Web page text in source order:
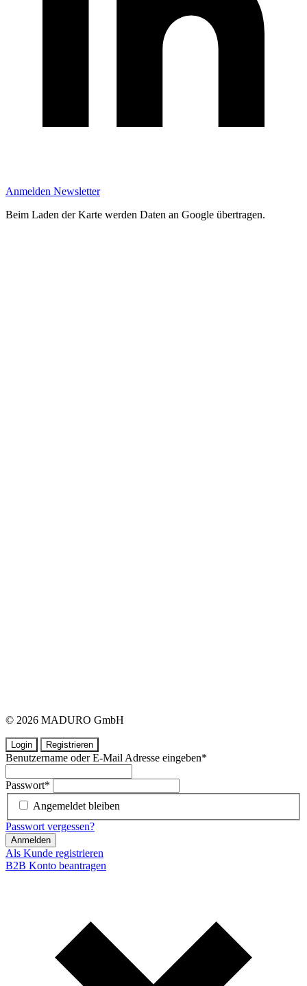
Anmelden Newsletter
Beim Laden der Karte werden Daten an Google übertragen.
© 2026 MADURO GmbH
Login Registrieren
Benutzername oder E-Mail Adresse eingeben*
Passwort*
Angemeldet bleiben
Passwort vergessen?
Anmelden
Als Kunde registrieren
B2B Konto beantragen